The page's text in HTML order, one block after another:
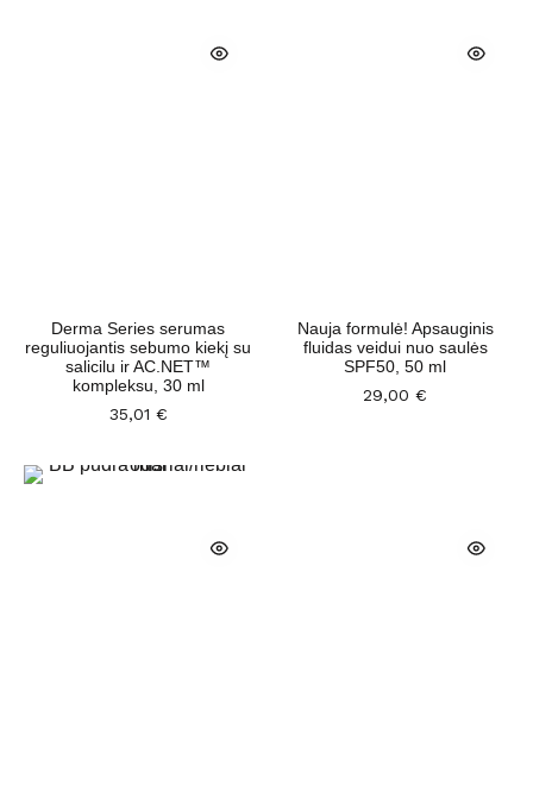
Derma Series serumas
reguliuojantis sebumo kiekį su
salicilu ir AC.NET™
kompleksu, 30 ml
35,01 €
Nauja formulė! Apsauginis
fluidas veidui nuo saulės
SPF50, 50 ml
29,00 €